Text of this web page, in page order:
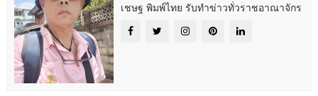
เชษฐ พิมพ์ไทย รับทำข่าวทั่วราชอาณาจักร